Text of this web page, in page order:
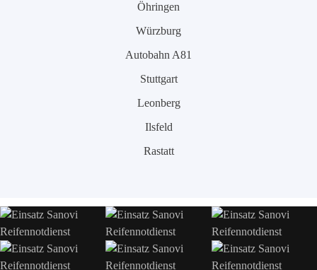
Öhringen
Würzburg
Autobahn A81
Stuttgart
Leonberg
Ilsfeld
Rastatt